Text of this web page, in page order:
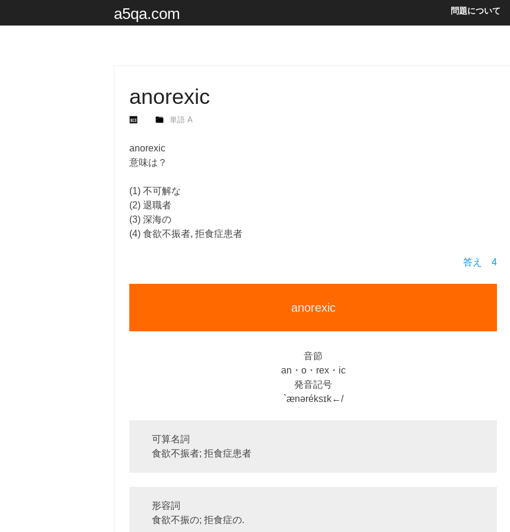
a5qa.com 問題について
anorexic
単語 A
anorexic
意味は？
(1) 不可解な
(2) 退職者
(3) 深海の
(4) 食欲不振者, 拒食症患者
答え 4
anorexic
音節
an・o・rex・ic
発音記号
`ænəréksɪk←/
可算名詞
食欲不振者; 拒食症患者
形容詞
食欲不振の; 拒食症の.